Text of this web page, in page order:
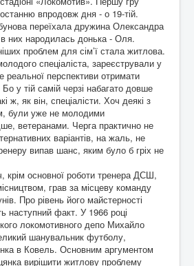
впродовж дня - о 19-тій.
переїхала дружина Олександра
них народилась донька - Оля.
проблем для сім’ї стала житлова.
спеціаліста, зареєстрували у
реальної перспективи отримати
у тій самій черзі набагато довше
ж, як він, спеціалісти. Хоч деякі з
були уже не молодими
ветеранами. Черга практично не
варіантів, на жаль, не
випав шанс, яким було б гріх не
крім основної роботи тренера ДСШ,
грав за місцеву команду
Про рівень його майстерності
наступний факт. У 1966 році
локомотивного депо Михайло
шанувальник футболу,
в Ковель. Основним аргументом
вирішити житлову проблему